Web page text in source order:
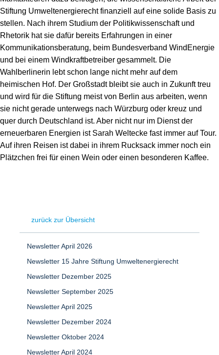
Stiftung Umweltenergierecht finanziell auf eine solide Basis zu
stellen. Nach ihrem Studium der Politikwissenschaft und
Rhetorik hat sie dafür bereits Erfahrungen in einer
Kommunikationsberatung, beim Bundesverband WindEnergie
und bei einem Windkraftbetreiber gesammelt. Die
Wahlberlinerin lebt schon lange nicht mehr auf dem
heimischen Hof. Der Großstadt bleibt sie auch in Zukunft treu
und wird für die Stiftung meist von Berlin aus arbeiten, wenn
sie nicht gerade unterwegs nach Würzburg oder kreuz und
quer durch Deutschland ist. Aber nicht nur im Dienst der
erneuerbaren Energien ist Sarah Weltecke fast immer auf Tour.
Auf ihren Reisen ist dabei in ihrem Rucksack immer noch ein
Plätzchen frei für einen Wein oder einen besonderen Kaffee.
zurück zur Übersicht
Newsletter April 2026
Newsletter 15 Jahre Stiftung Umweltenergierecht
Newsletter Dezember 2025
Newsletter September 2025
Newsletter April 2025
Newsletter Dezember 2024
Newsletter Oktober 2024
Newsletter April 2024